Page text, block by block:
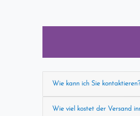
Wie kann ich Sie kontaktieren?
Wie viel kostet der Versand